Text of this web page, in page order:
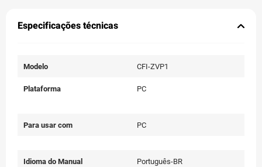
Especificações técnicas
Modelo CFI-ZVP1
Plataforma PC
Para usar com PC
Idioma do Manual Português-BR